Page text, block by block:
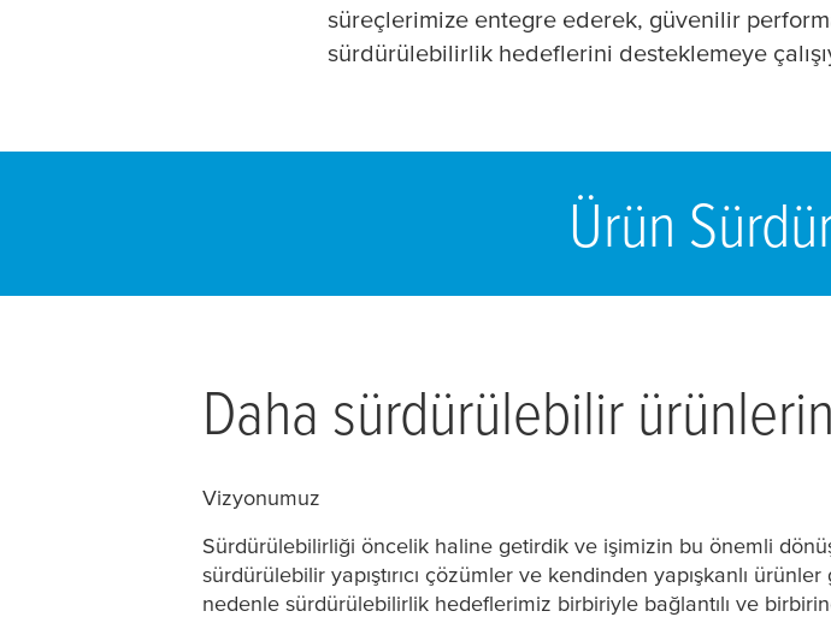
süreçlerimize entegre ederek, güvenilir
sürdürülebilirlik hedeflerini desteklemeye
Ürün
Daha sürdürülebilir
Vizyonumuz
Sürdürülebilirliği öncelik haline getirdik ve işimizin bu önemli
sürdürülebilir yapıştırıcı çözümler ve kendinden yapışkanlı
nedenle sürdürülebilirlik hedeflerimiz birbiriyle bağlantılı ve birbirine